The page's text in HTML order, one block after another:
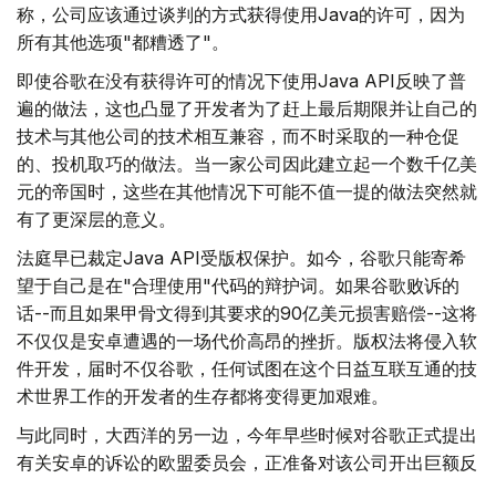
称，公司应该通过谈判的方式获得使用Java的许可，因为
所有其他选项"都糟透了"。
即使谷歌在没有获得许可的情况下使用Java API反映了普
遍的做法，这也凸显了开发者为了赶上最后期限并让自己的
技术与其他公司的技术相互兼容，而不时采取的一种仓促
的、投机取巧的做法。当一家公司因此建立起一个数千亿美
元的帝国时，这些在其他情况下可能不值一提的做法突然就
有了更深层的意义。
法庭早已裁定Java API受版权保护。如今，谷歌只能寄希
望于自己是在"合理使用"代码的辩护词。如果谷歌败诉的
话--而且如果甲骨文得到其要求的90亿美元损害赔偿--这将
不仅仅是安卓遭遇的一场代价高昂的挫折。版权法将侵入软
件开发，届时不仅谷歌，任何试图在这个日益互联互通的技
术世界工作的开发者的生存都将变得更加艰难。
与此同时，大西洋的另一边，今年早些时候对谷歌正式提出
有关安卓的诉讼的欧盟委员会，正准备对该公司开出巨额反